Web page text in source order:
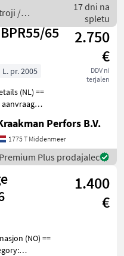
/
17 dni na
spletu
65
2.750
€
DDV ni
terjalen
L. pr. 2005
(NL) ==
Vibro ploščePerfors B.V.
1775 T Middenmeer
Premium Plus prodajalec
1.400
€
(NO) ==